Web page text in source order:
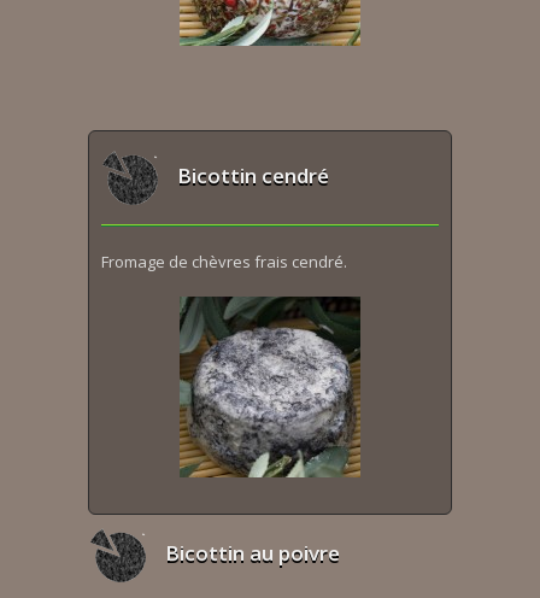
Bicottin cendré
Fromage de chèvres frais cendré.
Bicottin au poivre